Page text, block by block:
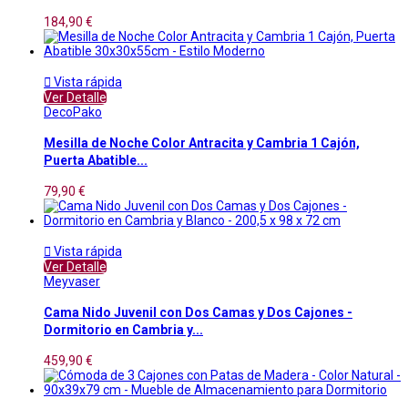
184,90 €
 Vista rápida
Ver Detalle
DecoPako
Mesilla de Noche Color Antracita y Cambria 1 Cajón,
Puerta Abatible...
79,90 €
 Vista rápida
Ver Detalle
Meyvaser
Cama Nido Juvenil con Dos Camas y Dos Cajones -
Dormitorio en Cambria y...
459,90 €